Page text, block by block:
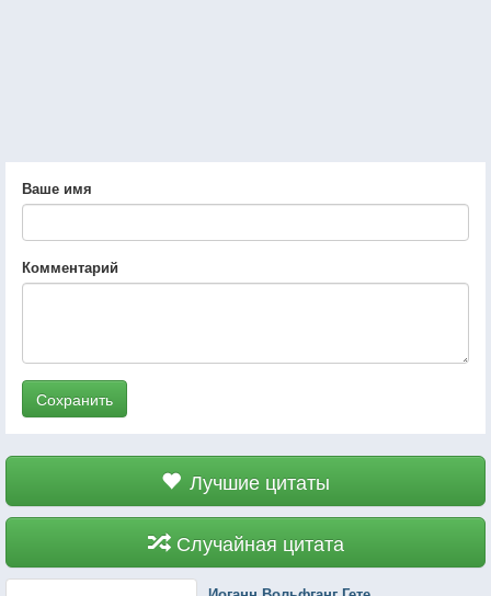
Ваше имя
Комментарий
Сохранить
Лучшие цитаты
Случайная цитата